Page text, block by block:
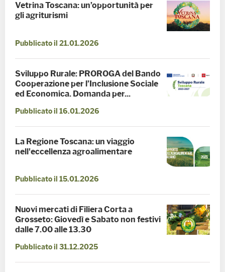
Vetrina Toscana: un’opportunità per
gli agriturismi
Pubblicato il 21.01.2026
Sviluppo Rurale: PROROGA del Bando
Cooperazione per l’Inclusione Sociale
ed Economica. Domanda per...
Pubblicato il 16.01.2026
La Regione Toscana: un viaggio
nell'eccellenza agroalimentare
Pubblicato il 15.01.2026
Nuovi mercati di Filiera Corta a
Grosseto: Giovedì e Sabato non festivi
dalle 7.00 alle 13.30
Pubblicato il 31.12.2025